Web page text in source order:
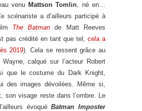
venu Mattson Tomlin , né en…
scénariste a d’ailleurs participé à
The Batman de Matt Reeves
pas crédité en tant que tel, cela a
2019). Cela se ressent grâce au
calqué sur l’acteur Robert
que le costume du Dark Knight,
des images dévoilées. Même si,
son visage reste dans l’ombre. Le
évoquéBatman Imposter